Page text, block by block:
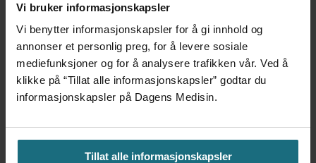
Vi bruker informasjonskapsler
Vi benytter informasjonskapsler for å gi innhold og
annonser et personlig preg, for å levere sosiale
mediefunksjoner og for å analysere trafikken vår. Ved å
klikke på “Tillat alle informasjonskapsler” godtar du
informasjonskapsler på Dagens Medisin.
Tillat alle informasjonskapsler
Mest lest siste syv dager:
Vi trenger en grunnlov for
5 dager siden